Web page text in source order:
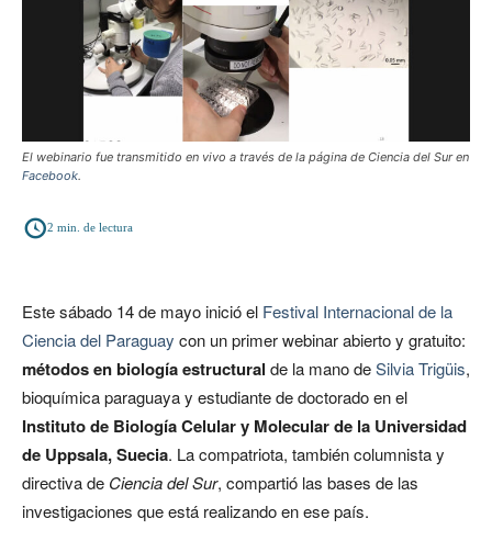
El webinario fue transmitido en vivo a través de la página de Ciencia del Sur en
Facebook.
2 min. de lectura
Este sábado 14 de mayo inició el Festival Internacional de la
Ciencia del Paraguay con un primer webinar abierto y gratuito:
métodos en biología estructural de la mano deSilvia Trigüis,
bioquímica paraguaya y estudiante de doctorado en el
Instituto de Biología Celular y Molecular de la Universidad
de Uppsala, Suecia. La compatriota, también columnista y
directiva de Ciencia del Sur, compartió las bases de las
investigaciones que está realizando en ese país.